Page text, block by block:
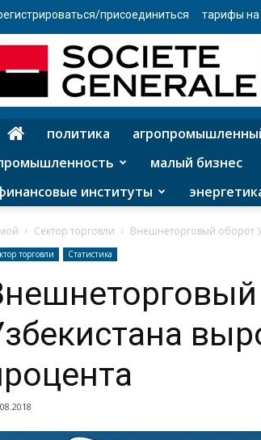
присоединиться тарифы на
политика
малый бизнес
институты
Сектор торговли Внешнеторговый оборот
торговли Статистика